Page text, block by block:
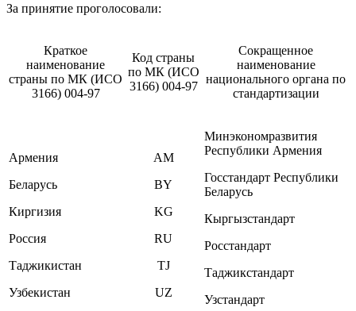
За принятие проголосовали:
Краткое
наименование
страны по МК (ИСО
3166) 004-97
Код страны
по МК (ИСО
3166) 004-97
Сокращенное
наименование
национального органа по
стандартизации
Армения
Беларусь
Киргизия
Россия
Таджикистан
Узбекистан
AM
BY
KG
RU
TJ
UZ
Минэкономразвития
Республики Армения
Госстандарт Республики
Беларусь
Кыргызстандарт
Росстандарт
Таджикстандарт
Узстандарт